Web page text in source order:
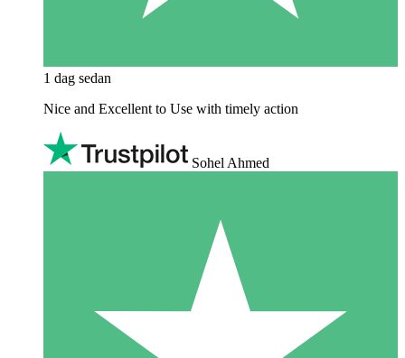
1 dag sedan
Nice and Excellent to Use with timely action
Sohel Ahmed